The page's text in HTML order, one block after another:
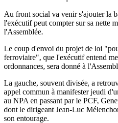
Au front social va venir s'ajouter la
l'exécutif peut compter sur sa nette
l'Assemblée.
Le coup d'envoi du projet de loi
ferroviaire", que l'exécutif entend
ordonnances, sera donné à
La gauche, souvent divisée, a
appel commun à manifester jeudi
au NPA en passant par le PCF,
dont le dirigeant Jean-Luc
son entourage.